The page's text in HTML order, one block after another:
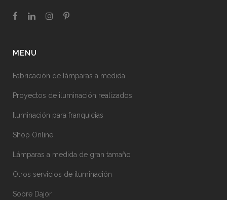
MENU
Fabricación de lámparas a medida
Proyectos de iluminación realizados
Iluminación para franquicias
Shop Online
Lámparas a medida de gran tamaño
Otros servicios de iluminación
Sobre Dajor